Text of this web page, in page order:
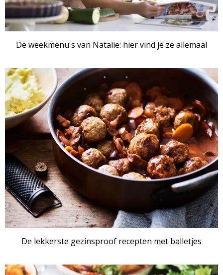
De weekmenu's van Natalie: hier vind je ze allemaal
De lekkerste gezinsproof recepten met balletjes